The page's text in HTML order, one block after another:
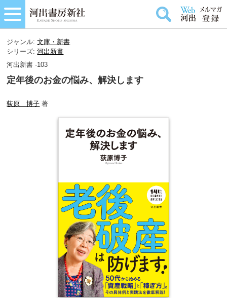
ジャンル:文庫・新書
シリーズ:河出新書
河出新書 -103
定年後のお金の悩み、解決します
荻原 博子 著